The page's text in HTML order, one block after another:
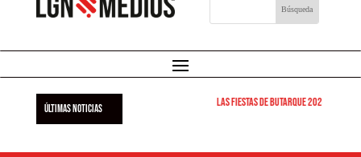
ÚLTIMAS NOTICIAS Las Fiestas de Butarque 2026 arrancan